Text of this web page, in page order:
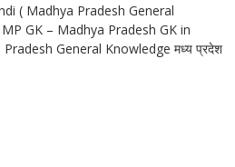
( Madhya Pradesh General
GK – Madhya Pradesh GK in
General Knowledge मध्य प्रदेश